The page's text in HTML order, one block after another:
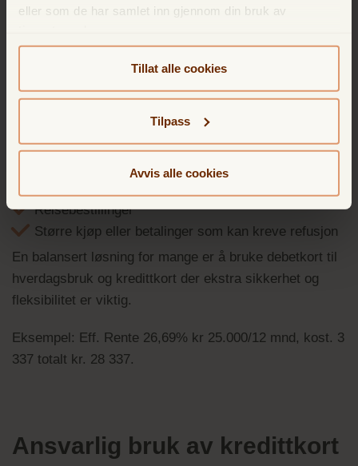
eller som de har samlet inn gjennom din bruk av
Tillat alle cookies
Tilpass
Avvis alle cookies
Kredittkort vs. debetkort i
Debetkort egner seg godt til daglige kjøp der pengene
trekkes direkte fra konto. Kredittkort har derimot klare
Reisebestillinger
Større kjøp eller betalinger som kan kreve refusjon
En balansert løsning for mange er å bruke debetkort til
hverdagsbruk og kredittkort der ekstra sikkerhet og
fleksibilitet er viktig.
Eksempel: Eff. Rente 26,69% kr 25.000/12 mnd, kost. 3
337 totalt kr. 28 337.
Ansvarlig bruk av kredittkort